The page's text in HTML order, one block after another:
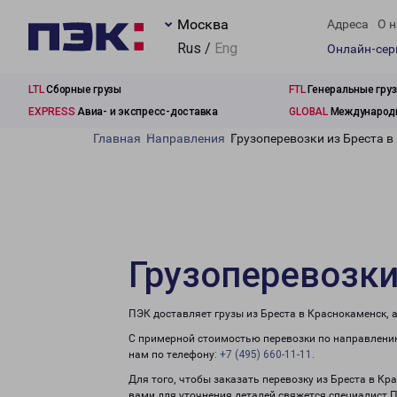
Москва
Rus / Eng
Адреса
О
Онлайн-
LTLСборные грузы FTLГенеральные
EXPRESS Авиа- и экспресс-доставка GLOBAL
Главная Направления Грузоперевозки из Бреста
ПЭК доставляет грузы из Бреста в
С примерной стоимостью перевозки по
нам по телефону: +7 (495) 660-11-11 .
Для того, чтобы заказать перевозку из Бреста в